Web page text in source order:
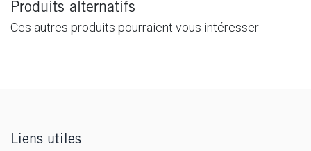
Produits alternatifs
Ces autres produits pourraient vous intéresser
Liens utiles